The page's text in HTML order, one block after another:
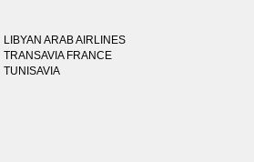
LIBYAN ARAB AIRLINES
TRANSAVIA FRANCE
TUNISAVIA